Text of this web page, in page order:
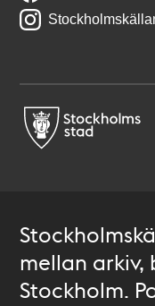
mellan arkiv,
Stockholm.